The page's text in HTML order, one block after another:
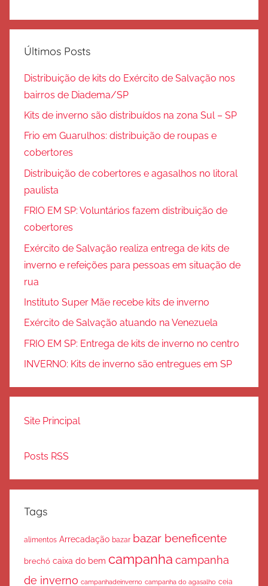
Últimos Posts
Distribuição de kits do Exército de Salvação nos
bairros de Diadema/SP
Kits de inverno são distribuídos na zona Sul – SP
Frio em Guarulhos: distribuição de roupas e
cobertores
Distribuição de cobertores e agasalhos no litoral
paulista
FRIO EM SP: Voluntários fazem distribuição de
cobertores
Exército de Salvação realiza entrega de kits de
inverno e refeições para pessoas em situação de
rua
Instituto Super Mãe recebe kits de inverno
Exército de Salvação atuando na Venezuela
FRIO EM SP: Entrega de kits de inverno no centro
INVERNO: Kits de inverno são entregues em SP
Site Principal
Posts RSS
Tags
alimentos Arrecadação bazar bazar beneficente
brechó caixa do bem campanha campanha
de inverno campanhadeinverno campanha do agasalho ceia